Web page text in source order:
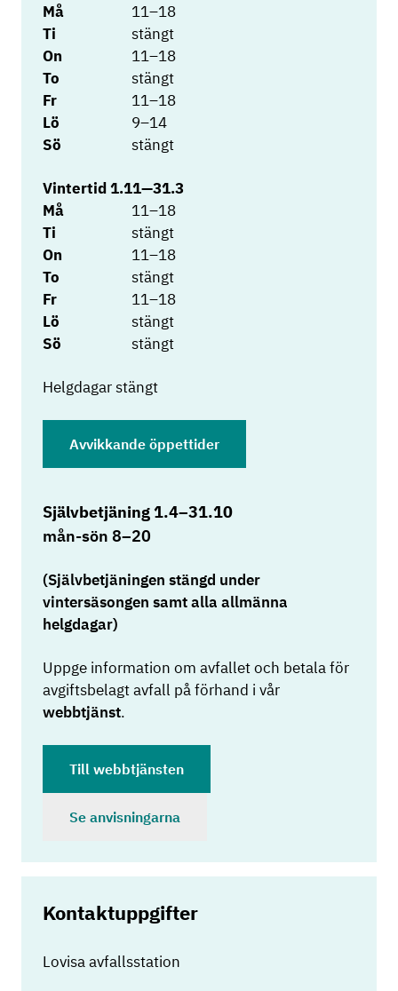
Må
11–18
Ti
stängt
On
11–18
To
stängt
Fr
11–18
Lö
9–14
Sö
stängt
Vintertid 1.11—31.3
Må
11–18
Ti
stängt
On
11–18
To
stängt
Fr
11–18
Lö
stängt
Sö
stängt
Helgdagar stängt
Avvikkande öppettider
Självbetjäning 1.4–31.10
mån-sön 8–20
(Självbetjäningen stängd under
vintersäsongen samt alla allmänna
helgdagar)
Uppge information om avfallet och betala för
avgiftsbelagt avfall på förhand i vår
webbtjänst.
Till webbtjänsten
Se anvisningarna
Kontaktuppgifter
Lovisa avfallsstation